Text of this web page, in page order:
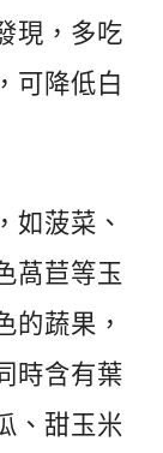
現，多吃
可降低白
如菠菜、
萵苣等玉
的蔬果，
時含有葉
、甜玉米